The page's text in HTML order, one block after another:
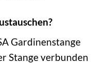
Gardinenstange
Stange verbunden